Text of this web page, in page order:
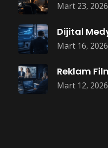
Mart 23, 2026
Mart 16, 2026
Mart 12, 2026